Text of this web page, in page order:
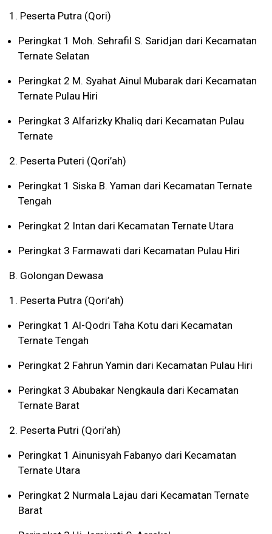
1. Peserta Putra (Qori)
Peringkat 1 Moh. Sehrafil S. Saridjan dari Kecamatan
Ternate Selatan
Peringkat 2 M. Syahat Ainul Mubarak dari Kecamatan
Ternate Pulau Hiri
Peringkat 3 Alfarizky Khaliq dari Kecamatan Pulau
Ternate
2. Peserta Puteri (Qori’ah)
Peringkat 1 Siska B. Yaman dari Kecamatan Ternate
Tengah
Peringkat 2 Intan dari Kecamatan Ternate Utara
Peringkat 3 Farmawati dari Kecamatan Pulau Hiri
B. Golongan Dewasa
1. Peserta Putra (Qori’ah)
Peringkat 1 Al-Qodri Taha Kotu dari Kecamatan
Ternate Tengah
Peringkat 2 Fahrun Yamin dari Kecamatan Pulau Hiri
Peringkat 3 Abubakar Nengkaula dari Kecamatan
Ternate Barat
2. Peserta Putri (Qori’ah)
Peringkat 1 Ainunisyah Fabanyo dari Kecamatan
Ternate Utara
Peringkat 2 Nurmala Lajau dari Kecamatan Ternate
Barat